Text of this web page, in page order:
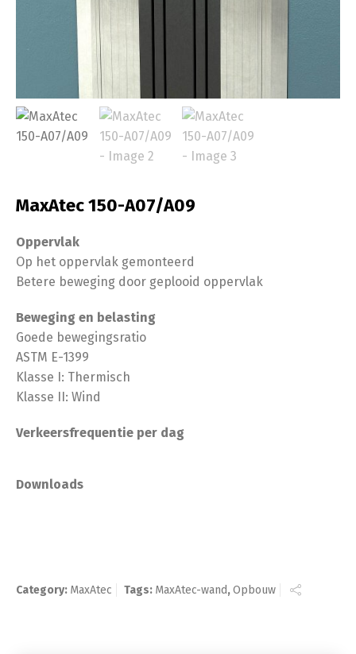
MaxAtec 150-A07/A09
Oppervlak
Op het oppervlak gemonteerd
Betere beweging door geplooid oppervlak
Beweging en belasting
Goede bewegingsratio
ASTM E-1399
Klasse I: Thermisch
Klasse II: Wind
Verkeersfrequentie per dag
Downloads
Category: MaxAtec Tags: MaxAtec-wand,Opbouw